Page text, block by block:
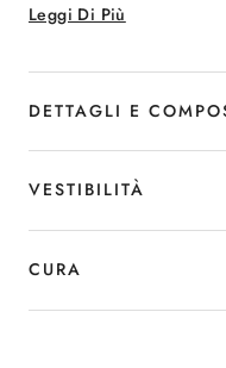
Leggi Di Più
grazie alla sua
pieghe
ineccepibile.
pantaloni con
completano un
pensato per
discreto e
DETTAGLI E
VESTIBILITÀ
CURA